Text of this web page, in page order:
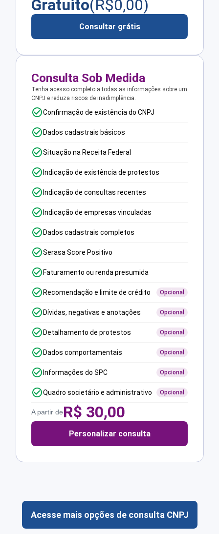
Gratuito(R$0,00)
Consultar grátis
Consulta Sob Medida
Tenha acesso completo a todas as informações sobre um
CNPJ e reduza riscos de inadimplência.
Confirmação de existência do CNPJ
Dados cadastrais básicos
Situação na Receita Federal
Indicação de existência de protestos
Indicação de consultas recentes
Indicação de empresas vinculadas
Dados cadastrais completos
Serasa Score Positivo
Faturamento ou renda presumida
Recomendação e limite de crédito Opcional
Dívidas, negativas e anotações Opcional
Detalhamento de protestos Opcional
Dados comportamentais Opcional
Informações do SPC Opcional
Quadro societário e administrativo Opcional
A partir deR$ 30,00
Personalizar consulta
Acesse mais opções de consulta CNPJ